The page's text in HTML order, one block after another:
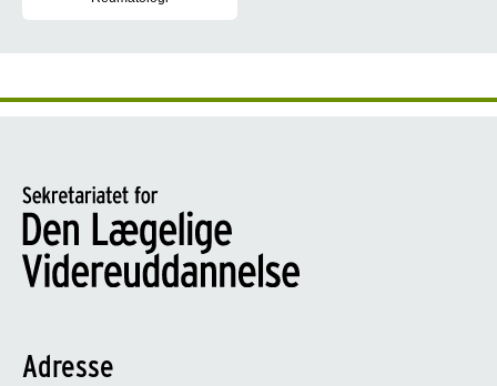
Adresse